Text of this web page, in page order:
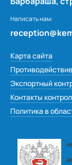
Написать нам:
Карта сайта
Экспортный
Контакты
Политика в